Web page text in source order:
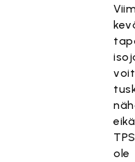
eikä
ole